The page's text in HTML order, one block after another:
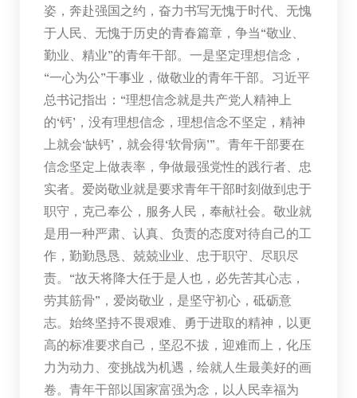
姿，奔赴强国之约，奋力书写无愧于时代、无愧
于人民、无愧于历史的青春篇章，争当“敬业、
勤业、精业”的青年干部。一是坚定理想信念，
“一心为公”干事业，做敬业的青年干部。习近平
总书记指出：“理想信念就是共产党人精神上
的‘钙’，没有理想信念，理想信念不坚定，精神
上就会‘缺钙’，就会得‘软骨病’”。青年干部要在
信念坚定上做表率，争做最强党性的践行者、忠
实者。爱岗敬业就是要求青年干部时刻做到忠于
职守，克己奉公，服务人民，奉献社会。敬业就
是用一种严肃、认真、负责的态度对待自己的工
作，勤勤恳恳、兢兢业业、忠于职守、尽职尽
责。“故天将降大任于是人也，必先苦其心志，
劳其筋骨”，爱岗敬业，是坚守初心，砥砺意
志。始终坚持不畏艰难、勇于进取的精神，以更
高的标准要求自己，坚忍不拔，迎难而上，化压
力为动力、变挑战为机遇，绘就人生最美好的画
卷。青年干部以国家富强为念，以人民幸福为